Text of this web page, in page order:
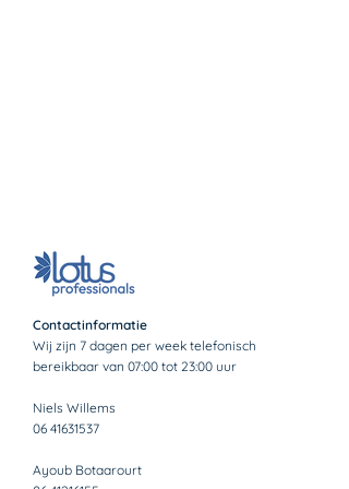
Contactinformatie
Wij zijn 7 dagen per week telefonisch
bereikbaar van 07:00 tot 23:00 uur
Niels Willems
06 41631537
Ayoub Botaarourt